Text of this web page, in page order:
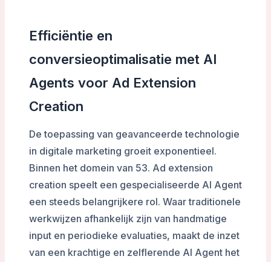
Efficiëntie en
conversieoptimalisatie met AI
Agents voor Ad Extension
Creation
De toepassing van geavanceerde technologie
in digitale marketing groeit exponentieel.
Binnen het domein van 53. Ad extension
creation speelt een gespecialiseerde AI Agent
een steeds belangrijkere rol. Waar traditionele
werkwijzen afhankelijk zijn van handmatige
input en periodieke evaluaties, maakt de inzet
van een krachtige en zelflerende AI Agent het